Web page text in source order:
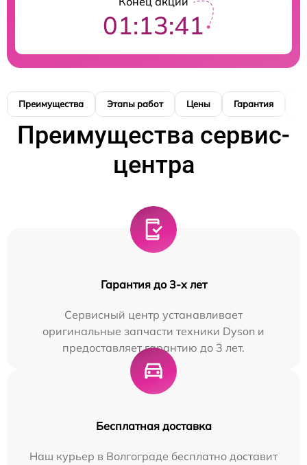
01:13:41
Преимущества Этапы работ Цены Гарантия
Преимущества сервис-
центра
Гарантия до 3-х лет
Сервисный центр устанавливает
оригинальные запчасти техники Dyson и
предоставляет гарантию до 3 лет.
Бесплатная доставка
Наш курьер в Волгограде бесплатно доставит